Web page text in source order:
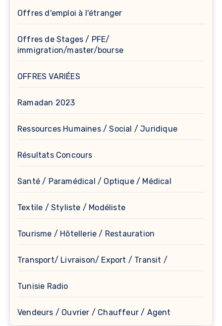
Offres d'emploi à l'étranger
Offres de Stages / PFE/
immigration/master/bourse
OFFRES VARIÉES
Ramadan 2023
Ressources Humaines / Social / Juridique
Résultats Concours
Santé / Paramédical / Optique / Médical
Textile / Styliste / Modéliste
Tourisme / Hôtellerie / Restauration
Transport/ Livraison/ Export / Transit /
Tunisie Radio
Vendeurs / Ouvrier / Chauffeur / Agent